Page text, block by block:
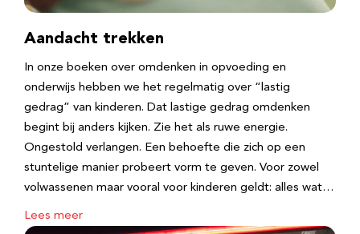
Aandacht trekken
In onze boeken over omdenken in opvoeding en
onderwijs hebben we het regelmatig over “lastig
gedrag” van kinderen. Dat lastige gedrag omdenken
begint bij anders kijken. Zie het als ruwe energie.
Ongestold verlangen. Een behoefte die zich op een
stuntelige manier probeert vorm te geven. Voor zowel
volwassenen maar vooral voor kinderen geldt: alles wat…
Lees meer